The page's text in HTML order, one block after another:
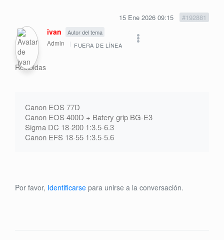
15 Ene 2026 09:15 #192881
ivan Autor del tema
Admin FUERA DE LÍNEA
Recibidas
Canon EOS 77D
Canon EOS 400D + Batery grip BG-E3
Sigma DC 18-200 1:3.5-6.3
Canon EFS 18-55 1:3.5-5.6
Por favor, Identificarse para unirse a la conversación.